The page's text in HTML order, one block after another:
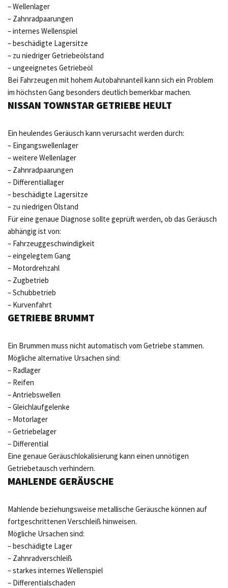
– Wellenlager
– Zahnradpaarungen
– internes Wellenspiel
– beschädigte Lagersitze
– zu niedriger Getriebeölstand
– ungeeignetes Getriebeöl
Bei Fahrzeugen mit hohem Autobahnanteil kann sich ein Problem
im höchsten Gang besonders deutlich bemerkbar machen.
NISSAN TOWNSTAR GETRIEBE HEULT
Ein heulendes Geräusch kann verursacht werden durch:
– Eingangswellenlager
– weitere Wellenlager
– Zahnradpaarungen
– Differentiallager
– beschädigte Lagersitze
– zu niedrigen Ölstand
Für eine genaue Diagnose sollte geprüft werden, ob das Geräusch
abhängig ist von:
– Fahrzeuggeschwindigkeit
– eingelegtem Gang
– Motordrehzahl
– Zugbetrieb
– Schubbetrieb
– Kurvenfahrt
GETRIEBE BRUMMT
Ein Brummen muss nicht automatisch vom Getriebe stammen.
Mögliche alternative Ursachen sind:
– Radlager
– Reifen
– Antriebswellen
– Gleichlaufgelenke
– Motorlager
– Getriebelager
– Differential
Eine genaue Geräuschlokalisierung kann einen unnötigen
Getriebetausch verhindern.
MAHLENDE GERÄUSCHE
Mahlende beziehungsweise metallische Geräusche können auf
fortgeschrittenen Verschleiß hinweisen.
Mögliche Ursachen sind:
– beschädigte Lager
– Zahnradverschleiß
– starkes internes Wellenspiel
– Differentialschaden